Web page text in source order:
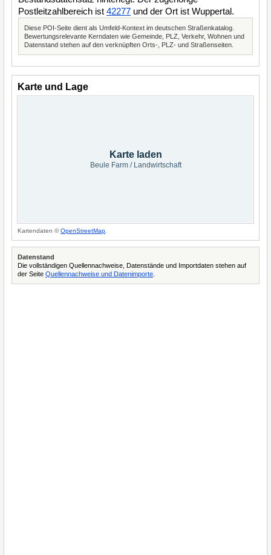
Postleitzahlbereich ist 42277 und der Ort ist Wuppertal.
Diese POI-Seite dient als Umfeld-Kontext im deutschen Straßenkatalog.
Bewertungsrelevante Kerndaten wie Gemeinde, PLZ, Verkehr, Wohnen und
Datenstand stehen auf den verknüpften Orts-, PLZ- und Straßenseiten.
Karte und Lage
Karte laden
Beule Farm / Landwirtschaft
Kartendaten ©OpenStreetMap
Datenstand
Die vollständigen Quellennachweise, Datenstände und Importdaten stehen auf
der Seite Quellennachweise und Datenimporte